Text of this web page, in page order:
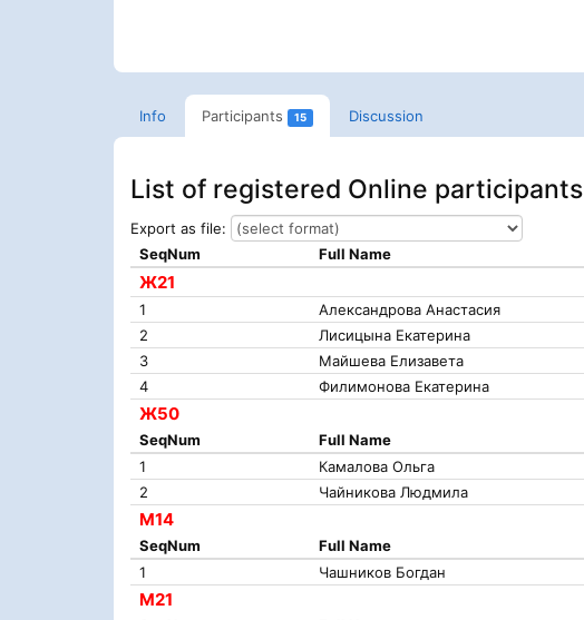
Info Participants 15 Discussion
List of registered Online participants
Export as file:
Ж21
SeqNum Full Name
1 Александрова Анастасия
2
Лисицына Екатерина
3
Майшева Елизавета
4
Филимонова Екатерина
Ж50
SeqNum Full Name
1
Камалова Ольга
2
Чайникова Людмила
М14
SeqNum Full Name
1
Чашников Богдан
М21